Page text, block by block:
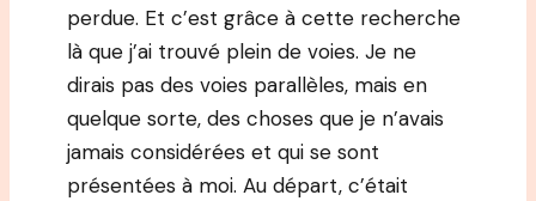
perdue. Et c’est grâce à cette recherche
là que j’ai trouvé plein de voies. Je ne
dirais pas des voies parallèles, mais en
quelque sorte, des choses que je n’avais
jamais considérées et qui se sont
présentées à moi. Au départ, c’était